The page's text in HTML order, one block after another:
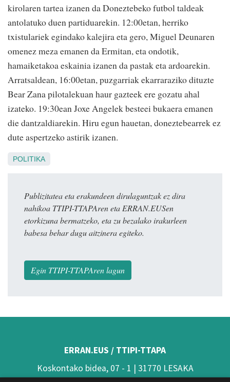
kirolaren tartea izanen da Doneztebeko futbol taldeak
antolatuko duen partiduarekin. 12:00etan, herriko
txistulariek egindako kalejira eta gero, Miguel Deunaren
omenez meza emanen da Ermitan, eta ondotik,
hamaiketakoa eskainia izanen da pastak eta ardoarekin.
Arratsaldean, 16:00etan, puzgarriak ekarraraziko dituzte
Bear Zana pilotalekuan haur gazteek ere gozatu ahal
izateko. 19:30ean Joxe Angelek besteei bukaera emanen
die dantzaldiarekin. Hiru egun hauetan, doneztebearrek ez
dute aspertzeko astirik izanen.
POLITIKA
Publizitatea eta erakundeen dirulaguntzak ez dira
nahikoa TTIPI-TTAPAren eta ERRAN.EUSen
etorkizuna bermatzeko, eta zu bezalako irakurleen
babesa behar dugu aitzinera egiteko.
Egin TTIPI-TTAPAren lagun
ERRAN.EUS / TTIPI-TTAPA
Koskontako bidea, 07 - 1 | 31770 LESAKA